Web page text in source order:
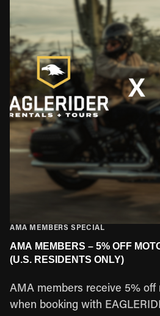
AMA MEMBERS SPECIAL
AMA MEMBERS – 5% OFF
(U.S. RESIDENTS ONLY)
AMA members receive 5% off
when booking with